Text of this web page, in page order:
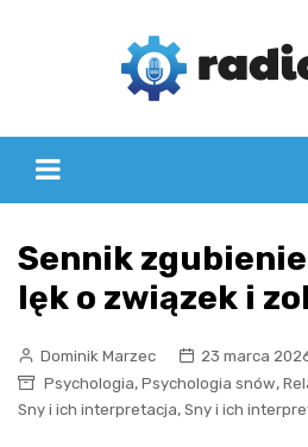
Sennik
lęk o związek i
Dominik Marzec
23 marca
Psychologia, Psychologia snów,
Sny i ich interpretacja, Sny i ich